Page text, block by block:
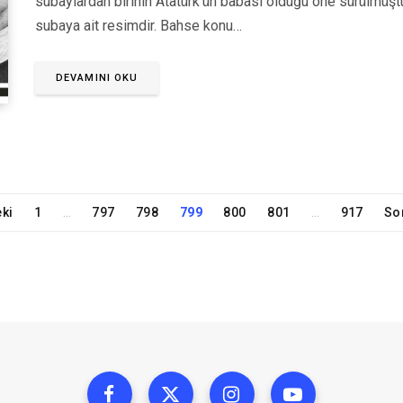
subaya ait resimdir. Bahse konu…
DEVAMINI OKU
1 … 797 798 799 800 801 … 917